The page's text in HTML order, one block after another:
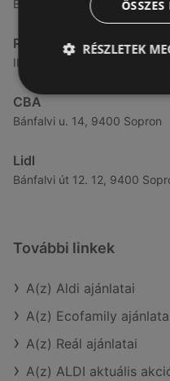
Besenyő u. 16., 9400 Sopron
Reál
Ibolya út 15., 9400 Sopron
CBA
Bánfalvi u. 14, 9400 Sopron
Lidl
Bánfalvi út 12. 12, 9400
További linkek
A(z) Aldi ajánlatai
A(z) Ecofamily
A(z) Reál ajánlatai
A(z) ALDI aktuális
RÉSZLETEK